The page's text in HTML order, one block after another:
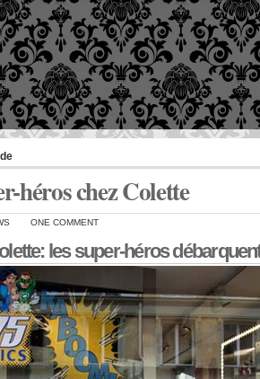
héros chez Colette
ONE COMMENT
les super-héros